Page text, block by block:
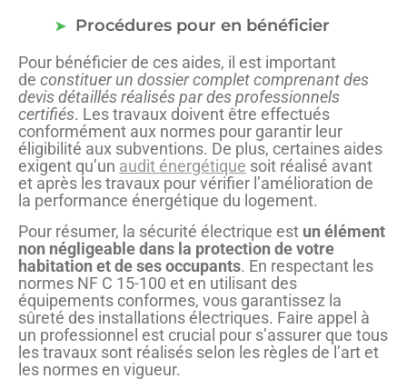
Procédures pour en bénéficier
Pour bénéficier de ces aides, il est important
de constituer un dossier complet comprenant des
devis détaillés réalisés par des professionnels
certifiés. Les travaux doivent être effectués
conformément aux normes pour garantir leur
éligibilité aux subventions. De plus, certaines aides
exigent qu’un audit énergétique soit réalisé avant
et après les travaux pour vérifier l’amélioration de
la performance énergétique du logement.
Pour résumer, la sécurité électrique est un élément
non négligeable dans la protection de votre
habitation et de ses occupants. En respectant les
normes NF C 15-100 et en utilisant des
équipements conformes, vous garantissez la
sûreté des installations électriques. Faire appel à
un professionnel est crucial pour s’assurer que tous
les travaux sont réalisés selon les règles de l’art et
les normes en vigueur.